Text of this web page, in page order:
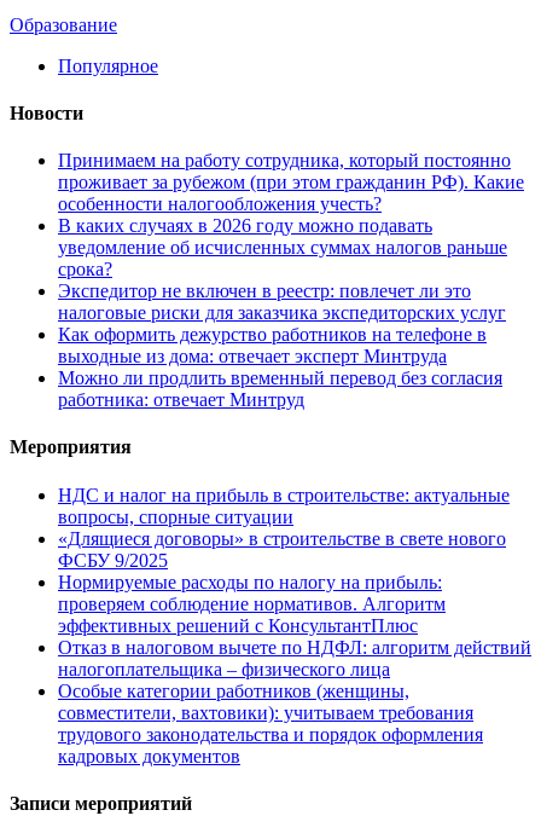
Образование
Популярное
Новости
Принимаем на работу сотрудника, который постоянно
проживает за рубежом (при этом гражданин РФ). Какие
особенности налогообложения учесть?
В каких случаях в 2026 году можно подавать
уведомление об исчисленных суммах налогов раньше
срока?
Экспедитор не включен в реестр: повлечет ли это
налоговые риски для заказчика экспедиторских услуг
Как оформить дежурство работников на телефоне в
выходные из дома: отвечает эксперт Минтруда
Можно ли продлить временный перевод без согласия
работника: отвечает Минтруд
Мероприятия
НДС и налог на прибыль в строительстве: актуальные
вопросы, спорные ситуации
«Длящиеся договоры» в строительстве в свете нового
ФСБУ 9/2025
Нормируемые расходы по налогу на прибыль:
проверяем соблюдение нормативов. Алгоритм
эффективных решений с КонсультантПлюс
Отказ в налоговом вычете по НДФЛ: алгоритм действий
налогоплательщика – физического лица
Особые категории работников (женщины,
совместители, вахтовики): учитываем требования
трудового законодательства и порядок оформления
кадровых документов
Записи мероприятий